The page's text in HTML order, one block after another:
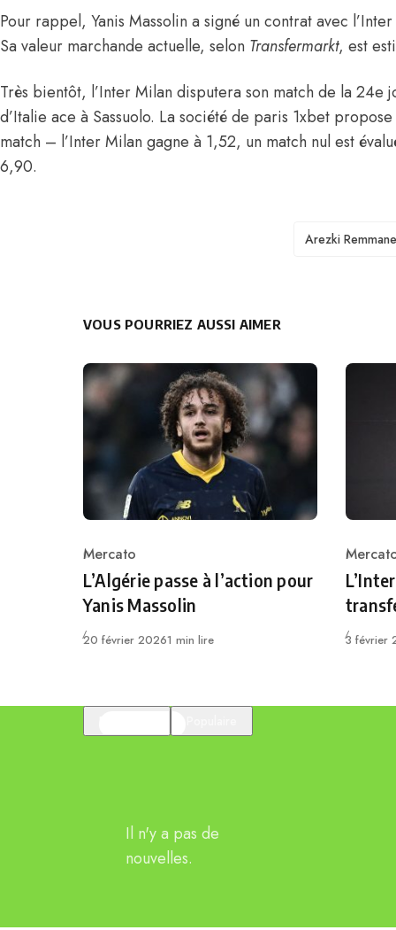
Pour rappel, Yanis Massolin a signé un contrat avec
Sa valeur marchande actuelle, selon Transfermarkt, est
Très bientôt, l’Inter Milan disputera son match de la 24e
d’Italie ace à Sassuolo. La société de paris 1xbet
match – l’Inter Milan gagne à 1,52, un match nul est
6,90.
TAGS
Arezki Remmane
VOUS POURRIEZ AUSSI AIMER
Category
Mercato
L’Algérie passe à l’action pour
Yanis Massolin
Publié
20 février 20261 min lire Publié
3 février
Il n'y a pas de
nouvelles.